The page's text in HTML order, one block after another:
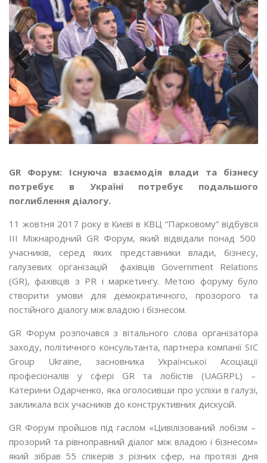
Previous Next
GR Форум: Існуюча взаємодія влади та бізнесу
потребує в Україні потребує подальшого
поглиблення діалогу.
11 жовтня 2017 року в Києві в КВЦ “Парковому” відбувся
ІІІ Міжнародний GR Форум, який відвідали понад 500
учасників, серед яких представники влади, бізнесу,
галузевих організацій фахівців Government Relations
(GR), фахівців з PR і маркетингу. Метою форуму було
створити умови для демократичного, прозорого та
постійного діалогу між владою і бізнесом.
GR Форум розпочався з вітального слова організатора
заходу, політичного консультанта, партнера компанії SIC
Group Ukraine, засновника Української Асоціації
професіоналів у сфері GR та лобістів (UAGRPL) –
Катерини Одарченко, яка оголосивши про успіхи в галузі,
закликала всіх учасників до конструктивних дискусій.
GR Форум пройшов під гаслом «Цивілізований лобізм –
прозорий та рівноправний діалог між владою і бізнесом»
який зібрав 55 спікерів з різних сфер, на протязі дня